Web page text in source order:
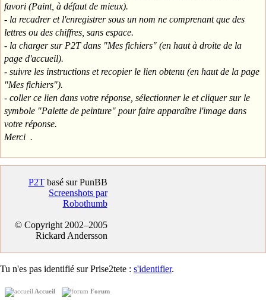
favori (Paint, à défaut de mieux).
- la recadrer et l'enregistrer sous un nom ne comprenant que des
lettres ou des chiffres, sans espace.
- la charger sur P2T dans "Mes fichiers" (en haut à droite de la
page d'accueil).
- suivre les instructions et recopier le lien obtenu (en haut de la page
"Mes fichiers").
- coller ce lien dans votre réponse, sélectionner le et cliquer sur le
symbole "Palette de peinture" pour faire apparaître l'image dans
votre réponse.
Merci .
P2Tbasé sur PunBB
Screenshots par
Robothumb
© Copyright 2002–2005
Rickard Andersson
Tu n'es pas identifié sur Prise2tete : s'identifier.
Accueil Forum